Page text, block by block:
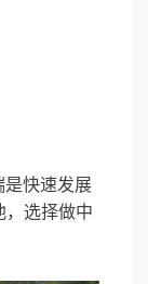
是快速发展
，选择做中